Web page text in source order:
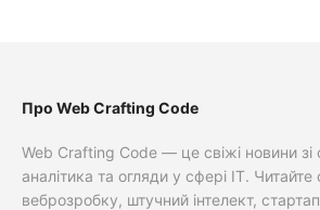
Про Web Crafting Code
Web Crafting Code — це свіжі новини зі
аналітика та огляди у сфері IT. Читайте
веброзробку, штучний інтелект,